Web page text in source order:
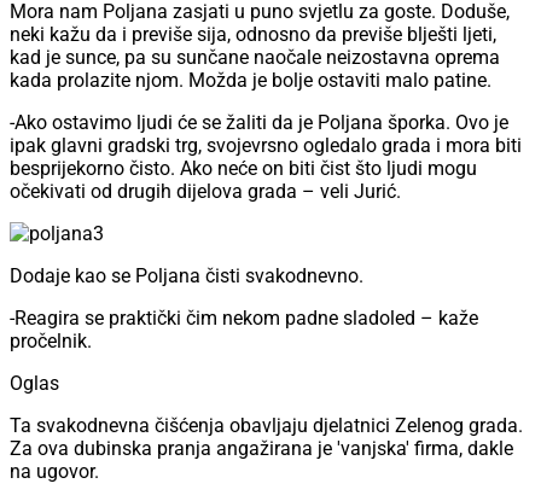
Mora nam Poljana zasjati u puno svjetlu za goste. Doduše,
neki kažu da i previše sija, odnosno da previše blješti ljeti,
kad je sunce, pa su sunčane naočale neizostavna oprema
kada prolazite njom. Možda je bolje ostaviti malo patine.
-Ako ostavimo ljudi će se žaliti da je Poljana šporka. Ovo je
ipak glavni gradski trg, svojevrsno ogledalo grada i mora biti
besprijekorno čisto. Ako neće on biti čist što ljudi mogu
očekivati od drugih dijelova grada – veli Jurić.
Dodaje kao se Poljana čisti svakodnevno.
-Reagira se praktički čim nekom padne sladoled – kaže
pročelnik.
Oglas
Ta svakodnevna čišćenja obavljaju djelatnici Zelenog grada.
Za ova dubinska pranja angažirana je 'vanjska' firma, dakle
na ugovor.